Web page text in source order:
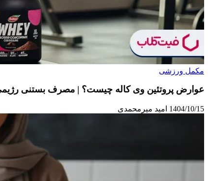
مکمل ورزشی
عوارض پروتئین وی کاله چیست؟ | مصرف بستنی
1404/10/15 امید میرمحمدی